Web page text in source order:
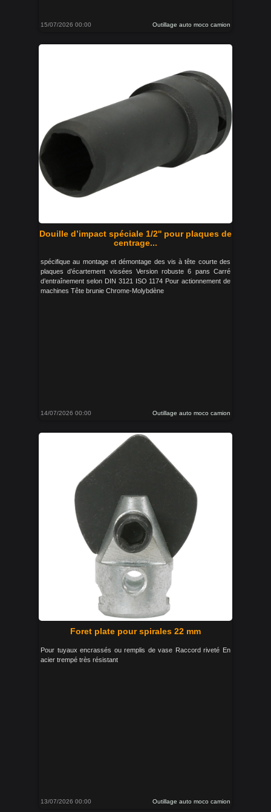
15/07/2026 00:00 Outillage auto moco camion
Douille d’impact spéciale 1/2'' pour plaques de
centrage...
spécifique au montage et démontage des vis à tête courte des
plaques d’écartement vissées Version robuste 6 pans Carré
d’entraînement selon DIN 3121 ISO 1174 Pour actionnement de
machines Tête brunie Chrome-Molybdène
14/07/2026 00:00 Outillage auto moco camion
Foret plate pour spirales 22 mm
Pour tuyaux encrassés ou remplis de vase Raccord riveté En
acier trempé très résistant
13/07/2026 00:00 Outillage auto moco camion